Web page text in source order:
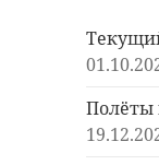
Полёты